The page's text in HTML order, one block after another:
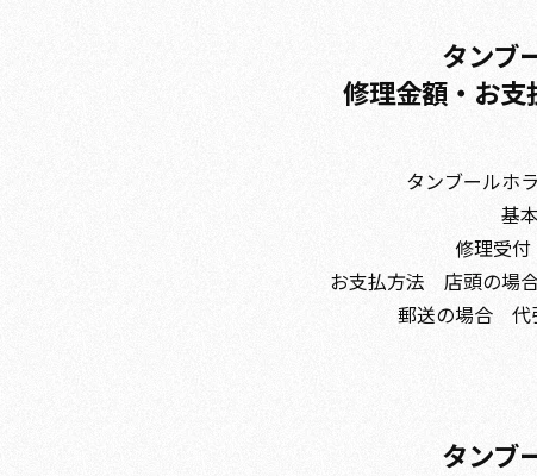
タンブ
修理金額・お
タンブールホ
基
修理受
お支払方法 店頭の場
郵送の場合 代
タンブ